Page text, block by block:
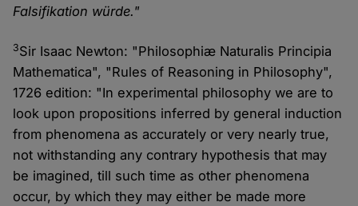
Falsifikation würde."
3Sir Isaac Newton: "Philosophiæ Naturalis Principia
Mathematica", "Rules of Reasoning in Philosophy",
1726 edition: "In experimental philosophy we are to
look upon propositions inferred by general induction
from phenomena as accurately or very nearly true,
not withstanding any contrary hypothesis that may
be imagined, till such time as other phenomena
occur, by which they may either be made more